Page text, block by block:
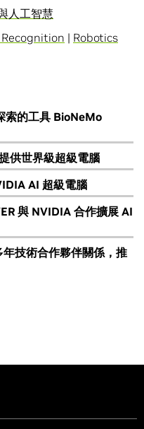
人工智慧
| Robotics
索的工具 BioNeMo
供世界級超級電腦
AI 超級電腦
與 NVIDIA 合作擴展 AI
技術合作夥伴關係，推